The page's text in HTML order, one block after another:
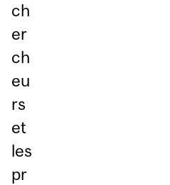
ch
er
ch
eu
rs
et
les
pr